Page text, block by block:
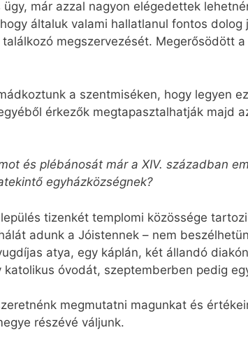
ügy, már azzal nagyon elégedettek
általuk valami hallatlanul fontos
megszervezését. Megerősödött
a szentmiséken, hogy legyen
érkezők megtapasztalhatják majd
és plébánosát már a XIV. században
egyházközségnek?
tizenkét templomi közössége
adunk a Jóistennek – nem
atya, egy káplán, két állandó
óvodát, szeptemberben pedig
megmutatni magunkat és
részévé váljunk.